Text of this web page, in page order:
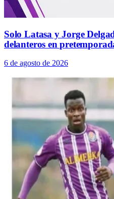
Solo Latasa y Jorge
delanteros en
6 de agosto de 2026